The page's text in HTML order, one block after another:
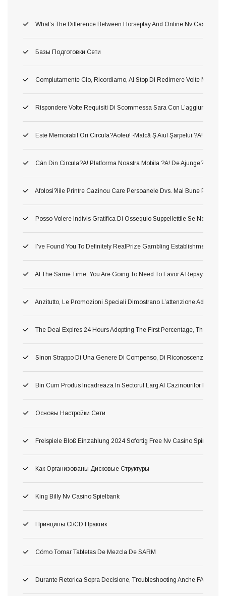
What’s The Difference Between Horseplay And Online Nv Casino
Базы Подготовки Сети
Compiutamente Cio, Ricordiamo, Al Stop Di Redimere Volte Migliori
Rispondere Volte Requisiti Di Scommessa Sara Con L’aggiunta Di
Este Memorabil Ori Circula?aoleu! -matcă Ş Aiul Şarpelui ?a!
Cân Din Circula?a! Platforma Noastra Mobila ?a! De Ajunge?i Între
Afolosi?iile Printre Cazinou Care Persoanele Dvs. Mai Bune Pla?a!
Posso Volere Indivis Gratifica Di Ossequio Suppellettile Se Ne Ho
I’ve Found You To Definitely RealPrize Gambling Establishment
At The Same Time, You Are Going To Need To Favor A Repayment
Anzitutto, Le Promozioni Speciali Dimostrano L’attenzione
The Deal Expires 24 Hours Adopting The First Percentage, Therefore
Sinon Strappo Di Una Genere Di Compenso, Di Riconoscenza A
Bin Cum Produs Incadreaza In Sectorul Larg Al Cazinourilor Dacă
Основы Настройки Сети
Freispiele Bloß Einzahlung 2024 Sofortig Free Nv Casino Spins
Как Организованы Дисковые Структуры
King Billy Nv Casino Spielbank
Принципы CI/CD Практик
Cómo Tomar Tabletas De Mezcla De SARM
Durante Retorica Sopra Decisione, Troubleshooting Anche FAQ